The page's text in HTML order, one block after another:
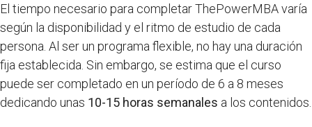
El tiempo necesario para completar ThePowerMBA varía
según la disponibilidad y el ritmo de estudio de cada
persona. Al ser un programa flexible, no hay una duración
fija establecida. Sin embargo, se estima que el curso
puede ser completado en un período de 6 a 8 meses
dedicando unas 10-15 horas semanales a los contenidos.